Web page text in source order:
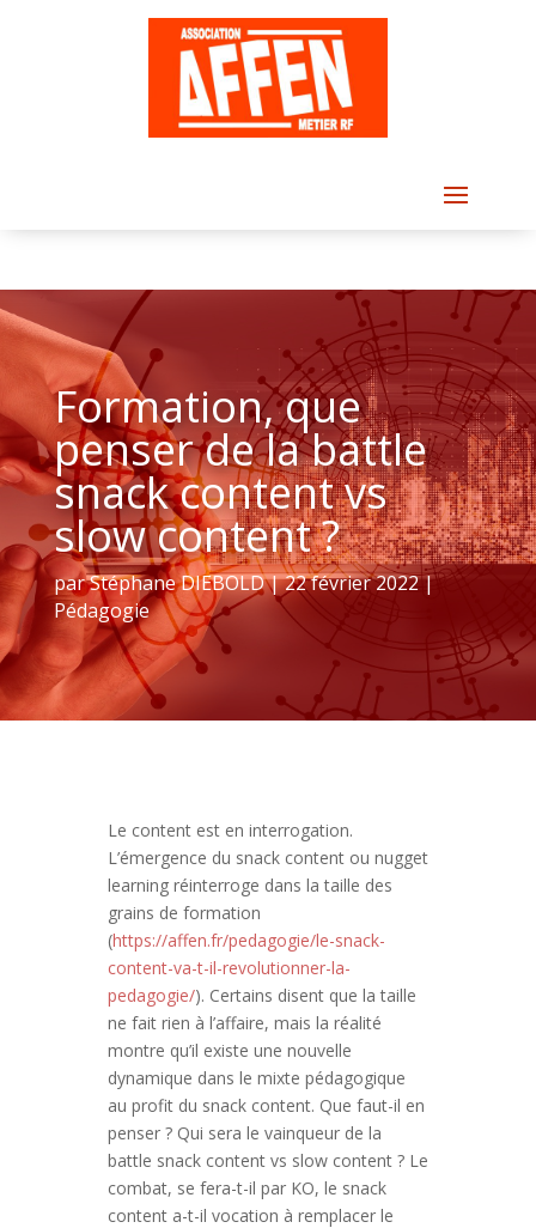
Formation, que
penser de la battle
snack content vs
slow content ?
parStéphane DIEBOLD|22 février 2022|
Pédagogie
Le content est en interrogation.
L’émergence du snack content ou nugget
learning réinterroge dans la taille des
grains de formation
(https://affen.fr/pedagogie/le-snack-
content-va-t-il-revolutionner-la-
pedagogie/). Certains disent que la taille
ne fait rien à l’affaire, mais la réalité
montre qu’il existe une nouvelle
dynamique dans le mixte pédagogique
au profit du snack content. Que faut-il en
penser ? Qui sera le vainqueur de la
battle snack content vs slow content ? Le
combat, se fera-t-il par KO, le snack
content a-t-il vocation à remplacer le